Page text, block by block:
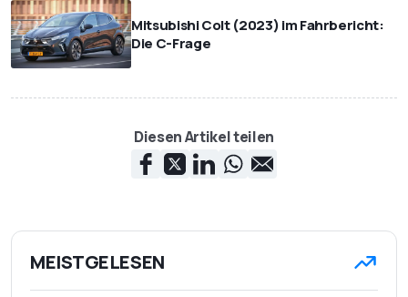
Mitsubishi Colt (2023) im Fahrbericht:
Die C-Frage
Diesen Artikel teilen
MEISTGELESEN